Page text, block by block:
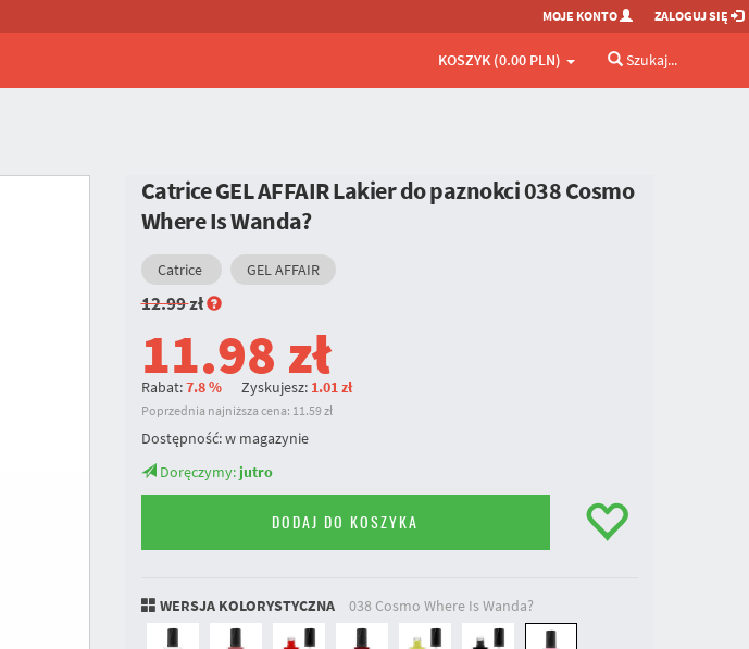
MOJE KONTO ZALOGUJ SIĘ
KOSZYK (0.00 PLN) Szukaj...
Catrice GEL AFFAIR Lakier do paznokci038 Cosmo
Where Is Wanda?
Catrice GEL AFFAIR
12.99zł
11.98 zł
Rabat:7.8 % Zyskujesz: 1.01 zł
Poprzednia najniższa cena: 11.59 zł
Dostępność:w magazynie
Doręczymy: jutro
DODAJ DO KOSZYKA
WERSJA KOLORYSTYCZNA 038 Cosmo Where Is Wanda?